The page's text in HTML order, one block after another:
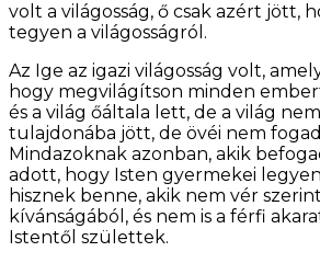
volt a világosság, ő csak azért jött,
tegyen a világosságról.
Az Ige az igazi világosság volt,
hogy megvilágítson minden
és a világ őáltala lett, de a világ
tulajdonába jött, de övéi nem
Mindazoknak azonban, akik
adott, hogy Isten gyermekei
hisznek benne, akik nem vér
kívánságából, és nem is a férfi
Istentől születtek.